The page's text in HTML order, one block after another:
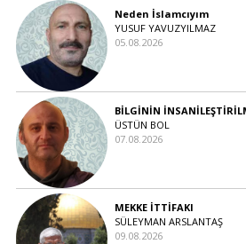
Neden İslamcıyım
YUSUF YAVUZYILMAZ
05.08.2026
BİLGİNİN
ÜSTÜN BOL
07.08.2026
MEKKE İTTİFAKI
SÜLEYMAN ARSLANTAŞ
09.08.2026